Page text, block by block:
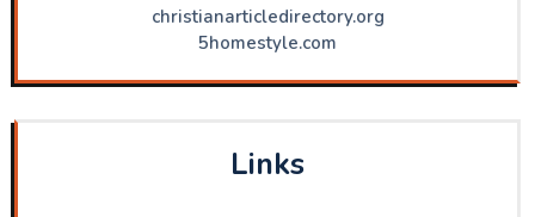
christianarticledirectory.org
5homestyle.com
Links